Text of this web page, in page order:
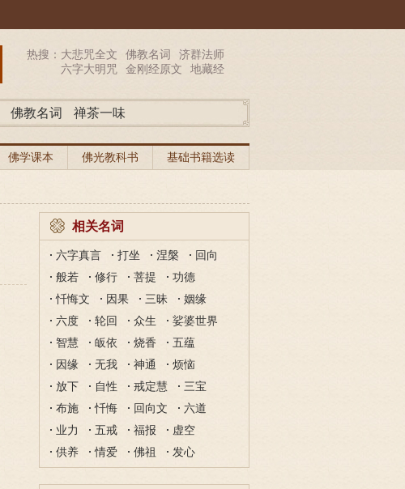
热搜： 大悲咒全文 佛教名词
济群法师
六字大明咒
金刚经原文 地藏经
佛教名词 禅茶一味
佛学课本 佛光教科书 基础书籍选读
相关名词
六字真言 打坐 涅槃
回向
般若
修行 菩提
功德
忏悔文
因果 三昧
姻缘
六度
轮回 众生
娑婆世界
智慧
皈依 烧香
五蕴
因缘
无我 神通
烦恼
放下
自性 戒定慧
三宝
布施
忏悔 回向文
六道
业力
五戒 福报
虚空
供养
情爱 佛祖 发心